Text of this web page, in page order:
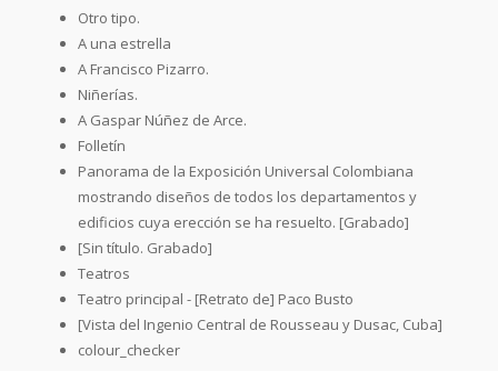
Otro tipo.
A una estrella
A Francisco Pizarro.
Niñerías.
A Gaspar Núñez de Arce.
Folletín
Panorama de la Exposición Universal Colombiana
mostrando diseños de todos los departamentos y
edificios cuya erección se ha resuelto. [Grabado]
[Sin título. Grabado]
Teatros
Teatro principal - [Retrato de] Paco Busto
[Vista del Ingenio Central de Rousseau y Dusac, Cuba]
colour_checker